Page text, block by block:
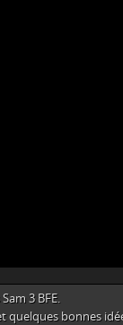
3 BFE.
quelques bonnes